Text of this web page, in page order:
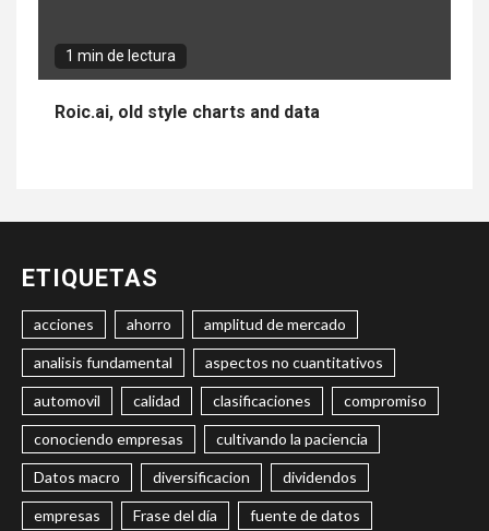
1 min de lectura
Roic.ai, old style charts and data
ETIQUETAS
acciones ahorro amplitud de mercado
analisis fundamental aspectos no cuantitativos
automovil calidad clasificaciones compromiso
conociendo empresas cultivando la paciencia
Datos macro diversificacion dividendos
empresas Frase del día fuente de datos